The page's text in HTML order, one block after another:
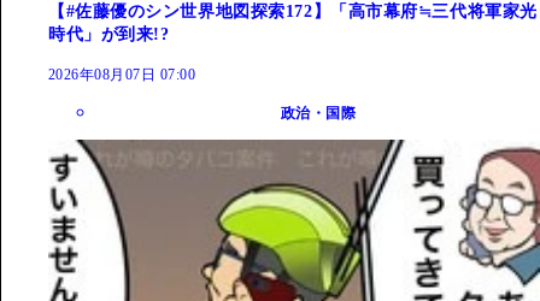
【#佐藤優のシン世界地図探索172】「高市幕府≒三代将軍家光
時代」が到来!?
2026年08月07日 07:00
政治・国際